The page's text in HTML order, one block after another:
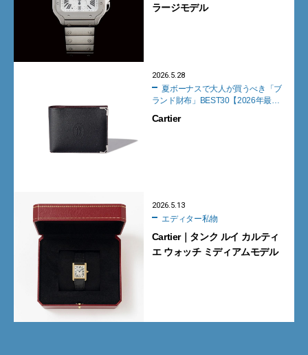
ラージモデル
2026.5.28
夏ボーナスで大人が買うべき「ブ
ランド財布」BEST30【2026年最
Cartier
2026.5.13
エディター私物
Cartier｜タンク ルイ カルティ
エ ウォッチ ミディアムモデル